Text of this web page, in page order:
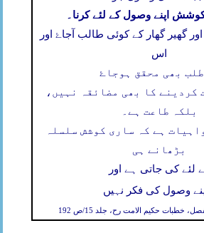
اپنے وصول کے لئے کرنا۔
گھیر گھار کے کوئی طالب آجاۓ اور
اس
بھی محقق ہوجاۓ
کردینے کا بھی مضائقہ نہیں،
بلکہ طاعت ہے۔
ہے کہ ساری کوشش سلسلہ
بڑھانے ہی
لئے کی جاتی ہے اور
وصول کی فکر نہیں
خطبات حکیم الامت رح، جلد 15/ص 192